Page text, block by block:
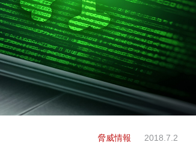
脅威情報 2018.7.2